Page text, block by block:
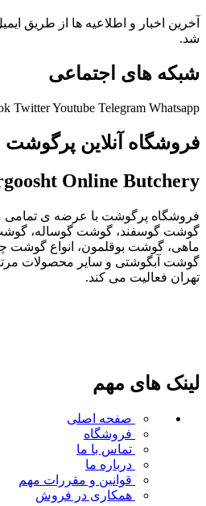
آخرین اخبار و اطلاعیه ها از طریق
شد.
شبکه های اجتماعی
TwitterYoutube Telegram Whatsapp
فروشگاه آنلاین پرگوشت
Online Butchery
فروشگاه پرگوشت با عرضه ی تمامی
گوشت گوسفند، گوشت گوساله،
ماهی، گوشت بوقلمون، انواع
گوشت آبگوشتی و سایر محصولات
تهران فعالیت می کند.
لینک های مهم
صفحه اصلی
فروشگاه
تماس با ما
درباره ما
قوانین و مقررات مهم
همکاری در فروش